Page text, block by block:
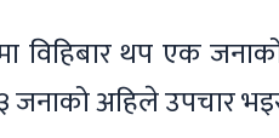
विहिबार थप एक
अहिले उपचार